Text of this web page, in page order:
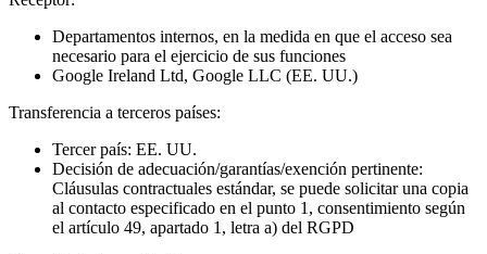
Departamentos internos, en la medida en que el acceso sea
necesario para el ejercicio de sus funciones
Google Ireland Ltd, Google LLC (EE. UU.)
Transferencia a terceros países:
Tercer país: EE. UU.
Decisión de adecuación/garantías/exención pertinente:
Cláusulas contractuales estándar, se puede solicitar una copia
al contacto especificado en el punto 1, consentimiento según
el artículo 49, apartado 1, letra a) del RGPD